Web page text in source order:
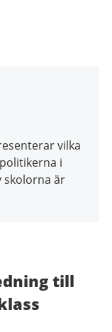
vilka
i
skolorna är
till